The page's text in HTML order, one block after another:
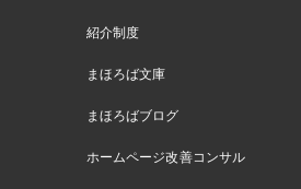
紹介制度
まほろば文庫
まほろばブログ
ホームページ改善コンサル